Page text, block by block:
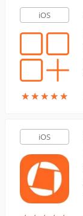
iOS
★★★★★
★★★★★
iOS